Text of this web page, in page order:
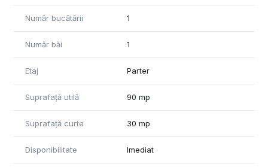
electrocasnice din gama superioara, parchet din lemn
natural, triplustratificat cu tehnologie Aqua Guard cu 6 straturi
si incalzire in pardoseala, ferestre din aluminiu – Schuco – de
2,25 m inaltime (din 2,80 a camerelor), dispozitiv de
setare/reglare temperatura ambientala, aer conditionat,
videointerfon cu acces la exteriorul blocului si parcare.
de 215.000 Euro+TVA.
20.000 Euro + TVA.
In prezent, proprietatea este inchiriata si produce venituri,
astfel ca poate fi ideala si pentru cei care doresc o investitie
Număr bucătării 1
Număr băi 1
Etaj Parter
Suprafață utilă 90 mp
Suprafață curte 30 mp
Disponibilitate Imediat